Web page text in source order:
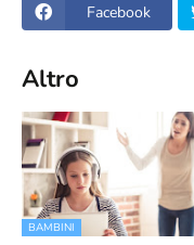
Facebook
Altro
BAMBINI